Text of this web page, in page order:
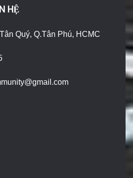
HỆ
Quý, Q.Tân Phú, HCMC